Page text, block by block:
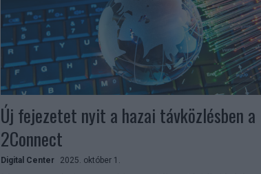
Új fejezetet nyit a hazai távközlésben a
2Connect
Digital Center 2025. október 1.